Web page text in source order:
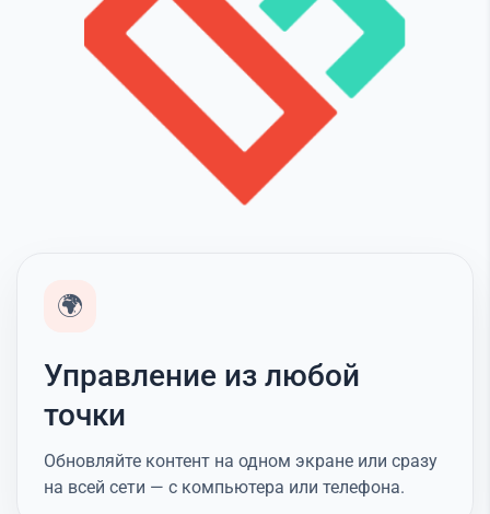
🌍
Управление из любой
точки
Обновляйте контент на одном экране или сразу
на всей сети — с компьютера или телефона.